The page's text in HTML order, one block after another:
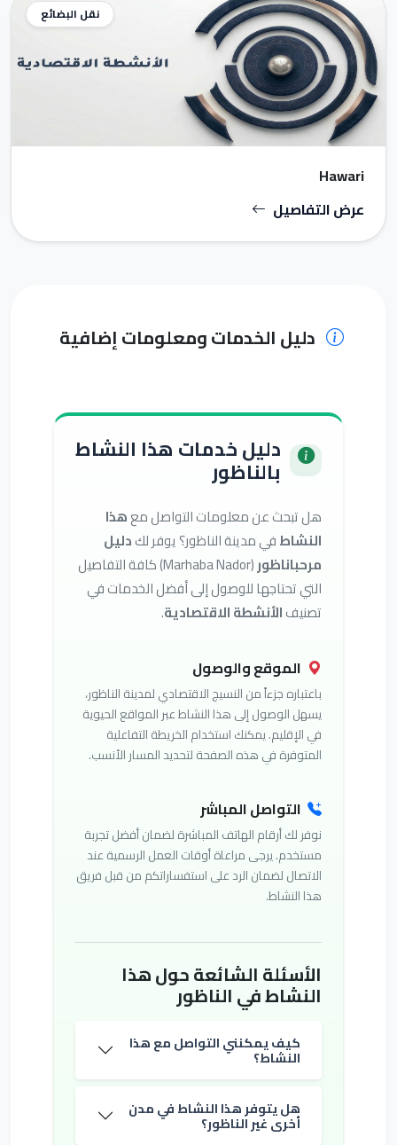
نقل البضائع
Hawari
عرض التفاصيل
دليل الخدمات ومعلومات إضافية
دليل خدمات هذا النشاط
بالناظور
هل تبحث عن معلومات التواصل معهذا
النشاطفي مدينة الناظور؟ يوفر لكدليل
مرحباناظور
(Marhaba Nador) كافة التفاصيل
التي تحتاجها للوصول إلى أفضل الخدمات في
تصنيفالأنشطة الاقتصادية.
الموقع والوصول
باعتباره جزءاً من النسيج الاقتصادي لمدينة الناظور،
يسهل الوصول إلى هذا النشاط عبر المواقع الحيوية
في الإقليم. يمكنك استخدام الخريطة التفاعلية
المتوفرة في هذه الصفحة لتحديد المسار الأنسب.
التواصل المباشر
نوفر لك أرقام الهاتف المباشرة لضمان أفضل تجربة
مستخدم. يرجى مراعاة أوقات العمل الرسمية عند
الاتصال لضمان الرد على استفساراتكم من قبل فريق
هذا النشاط.
الأسئلة الشائعة حول هذا
النشاط في الناظور
كيف يمكنني التواصل مع هذا
النشاط؟
هل يتوفر هذا النشاط في مدن
أخرى غير الناظور؟